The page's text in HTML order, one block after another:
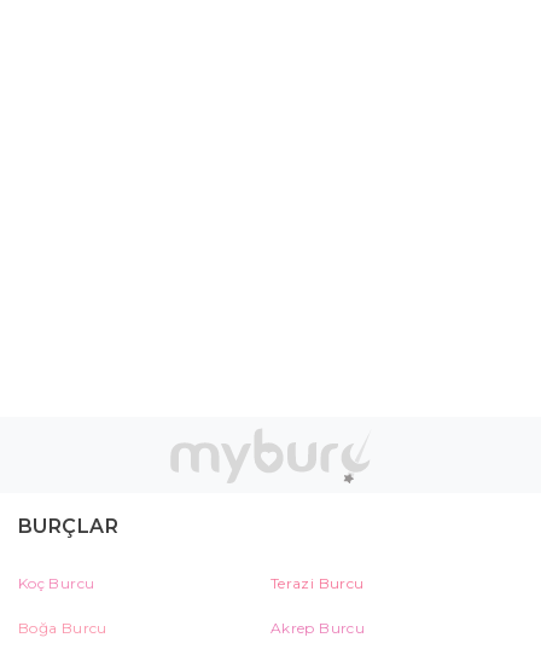
BURÇLAR
Koç Burcu Terazi Burcu
Boğa Burcu Akrep Burcu